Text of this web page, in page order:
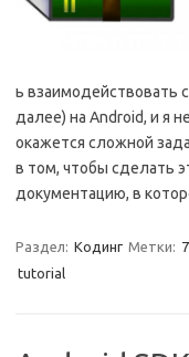
ь взаимодействовать
далее) на Android, и я
окажется сложной
в том, чтобы сделать
документацию, в
Раздел: Кодинг Метки:
tutorial